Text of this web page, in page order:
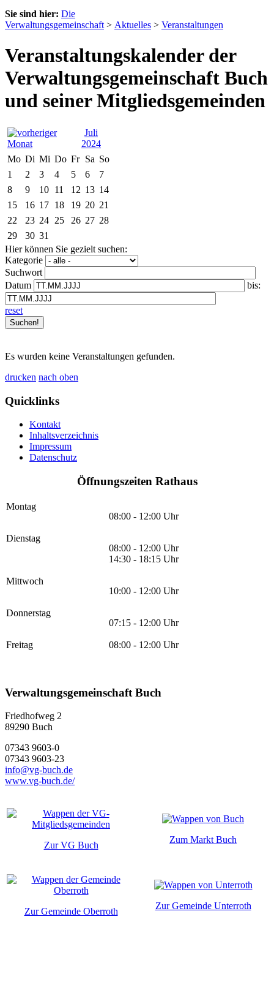
Sie sind hier: Die
Verwaltungsgemeinschaft > Aktuelles > Veranstaltungen
Veranstaltungskalender der
Verwaltungsgemeinschaft Buch
und seiner Mitgliedsgemeinden
Juli
2024
Mo Di Mi Do Fr Sa So
1
2 3 4 5 6
7
8
9 10 11 12 13 14
15
16 17 18 19 20 21
22
23 24 25 26 27 28
29
30 31
Hier können Sie gezielt suchen:
Kategorie
Suchwort
Datum
bis:
reset
Es wurden keine Veranstaltungen gefunden.
drucken nach oben
Quicklinks
Kontakt
Inhaltsverzeichnis
Impressum
Datenschutz
Öffnungszeiten Rathaus
Montag
08:00 - 12:00 Uhr
Dienstag
08:00 - 12:00 Uhr
14:30 - 18:15 Uhr
Mittwoch
10:00 - 12:00 Uhr
Donnerstag
07:15 - 12:00 Uhr
Freitag 08:00 - 12:00 Uhr
Verwaltungsgemeinschaft Buch
Friedhofweg 2
89290 Buch
07343 9603-0
07343 9603-23
info@vg-buch.de
www.vg-buch.de/
Zur VG Buch
Zum Markt Buch
Zur Gemeinde Oberroth
Zur Gemeinde Unterroth